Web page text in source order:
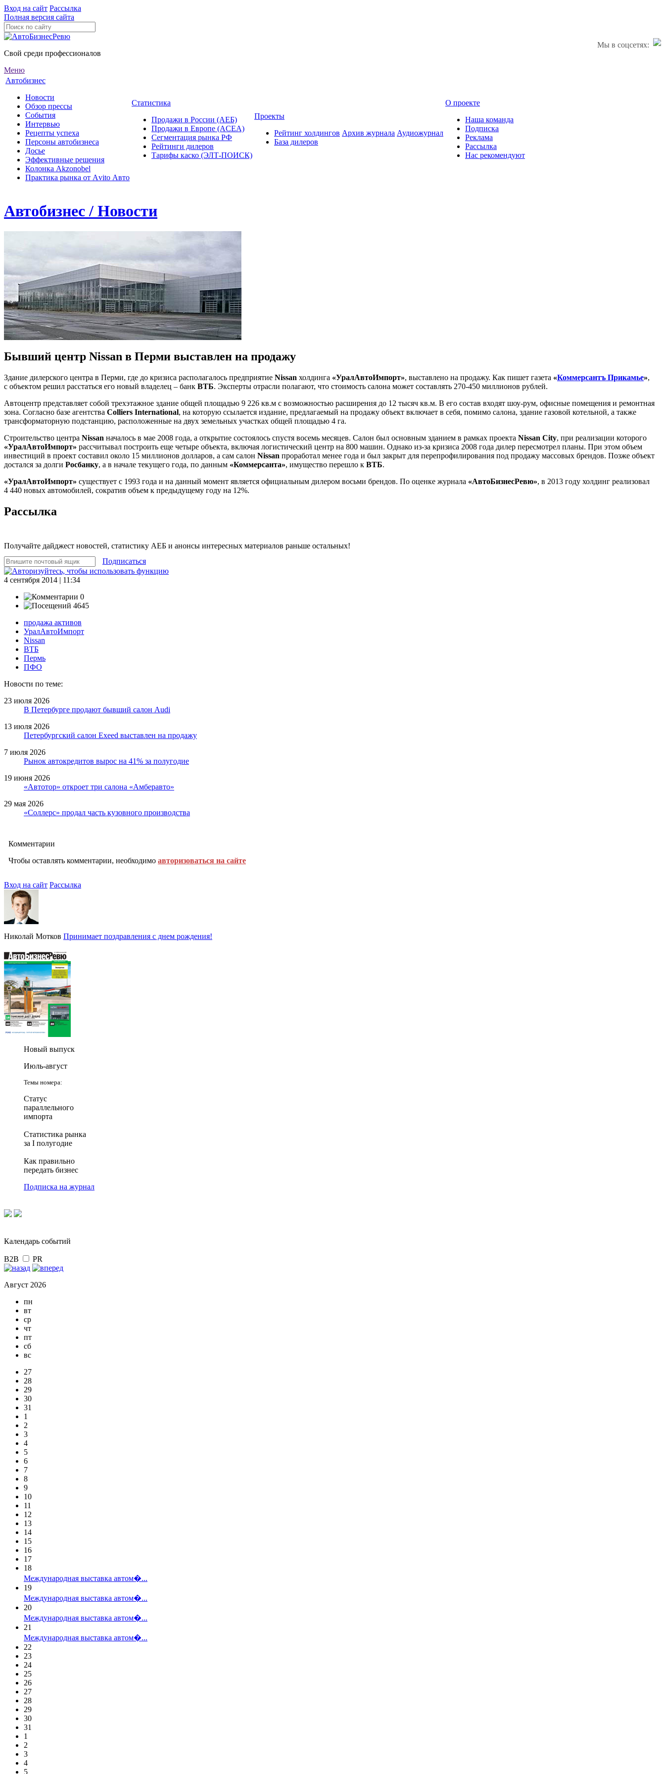
Вход на сайт Рассылка
Полная версия сайта
Мы в соцсетях:
Свой среди профессионалов
Меню
Автобизнес
Новости
Обзор прессы
События
Интервью
Рецепты успеха
Персоны автобизнеса
Досье
Эффективные решения
Колонка Akzonobel
Практика рынка от Аvito Авто
Статистика
Продажи в России (АЕБ)
Продажи в Европе (ACEA)
Сегментация рынка РФ
Рейтинги дилеров
Тарифы каско (ЭЛТ-ПОИСК)
Проекты
Рейтинг холдингов
База дилеров
Архив журнала Аудиожурнал
О проекте
Наша команда
Подписка
Реклама
Рассылка
Нас рекомендуют
Автобизнес / Новости
Бывший центр Nissan в Перми выставлен на продажу
Здание дилерского центра в Перми, где до кризиса располагалось предприятие Nissan холдинга «УралАвтоИмпорт», выставлено на продажу. Как пишет газета «Коммерсантъ Прикамье»,
с объектом решил расстаться его новый владелец – банк ВТБ. Эксперты отрасли полагают, что стоимость салона может составлять 270-450 миллионов рублей.
Автоцентр представляет собой трехэтажное здание общей площадью 9 226 кв.м с возможностью расширения до 12 тысяч кв.м. В его состав входят шоу-рум, офисные помещения и ремонтная
зона. Согласно базе агентства Colliers International, на которую ссылается издание, предлагаемый на продажу объект включает в себя, помимо салона, здание газовой котельной, а также
трансформаторную подстанцию, расположенные на двух земельных участках общей площадью 4 га.
Строительство центра Nissan началось в мае 2008 года, а открытие состоялось спустя восемь месяцев. Салон был основным зданием в рамках проекта Nissan City, при реализации которого
«УралАвтоИмпорт» рассчитывал построить еще четыре объекта, включая логистический центр на 800 машин. Однако из-за кризиса 2008 года дилер пересмотрел планы. При этом объем
инвестиций в проект составил около 15 миллионов долларов, а сам салон Nissan проработал менее года и был закрыт для перепрофилирования под продажу массовых брендов. Позже объект
достался за долги Росбанку, а в начале текущего года, по данным «Коммерсанта», имущество перешло к ВТБ.
«УралАвтоИмпорт» существует с 1993 года и на данный момент является официальным дилером восьми брендов. По оценке журнала «АвтоБизнесРевю», в 2013 году холдинг реализовал
4 440 новых автомобилей, сократив объем к предыдущему году на 12%.
Рассылка
Получайте дайджест новостей, статистику АЕБ и анонсы интересных материалов раньше остальных!
Подписаться
4 сентября 2014 | 11:34
0
4645
продажа активов
УралАвтоИмпорт
Nissan
ВТБ
Пермь
ПФО
Новости по теме:
23 июля 2026
В Петербурге продают бывший салон Audi
13 июля 2026
Петербургский салон Exeed выставлен на продажу
7 июля 2026
Рынок автокредитов вырос на 41% за полугодие
19 июня 2026
«Автотор» откроет три салона «Амберавто»
29 мая 2026
«Соллерс» продал часть кузовного производства
Комментарии
Чтобы оставлять комментарии, необходимо авторизоваться на сайте
Вход на сайт Рассылка
Николай Мотков Принимает поздравления с днем рождения!
Новый выпуск
Июль-август
Темы номера:
Статус
параллельного
импорта
Статистика рынка
за I полугодие
Как правильно
передать бизнес
Подписка на журнал
Календарь событий
B2B PR
Август 2026
пн
вт
ср
чт
пт
сб
вс
27
28
29
30
31
1
2
3
4
5
6
7
8
9
10
11
12
13
14
15
16
17
18
Международная выставка автом�...
19
Международная выставка автом�...
20
Международная выставка автом�...
21
Международная выставка автом�...
22
23
24
25
26
27
28
29
30
31
1
2
3
4
5